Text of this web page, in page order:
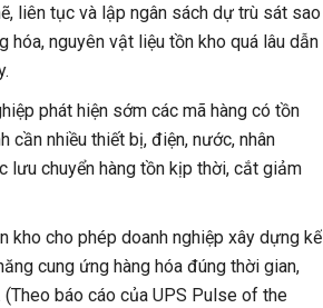
liên tục và lập ngân sách dự trù sát sao
hóa, nguyên vật liệu tồn kho quá lâu dẫn
phát hiện sớm các mã hàng có tồn
cần nhiều thiết bị, điện, nước, nhân
lưu chuyển hàng tồn kịp thời, cắt giảm
kho cho phép doanh nghiệp xây dựng kế
cung ứng hàng hóa đúng thời gian,
báo cáo của UPS Pulse of the